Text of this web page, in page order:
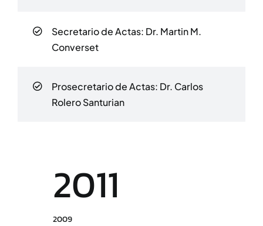
Secretario de Actas: Dr. Martin M.
Converset
Prosecretario de Actas: Dr. Carlos
Rolero Santurian
2011
2009